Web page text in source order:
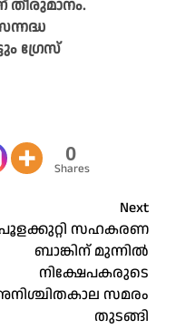
തീരുമാനം.
ഗ്രേസ്
0
Shares
Next
സഹകരണ
ബാങ്കിന് മുന്നിൽ
നിക്ഷേപകരുടെ
സമരം
തുടങ്ങി